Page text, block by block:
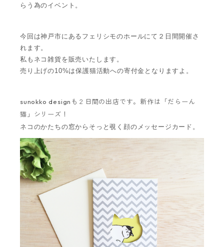
らう為のイベント。
今回は神戸市にあるフェリシモのホールにて２日間開催さ
れます。
私もネコ雑貨を販売いたします。
売り上げの10%は保護猫活動への寄付金となりますよ。
sunokko designも２日間の出店です。新作は「だらーん
猫」シリーズ！
ネコのかたちの窓から そっと覗く顔のメッセージカード。